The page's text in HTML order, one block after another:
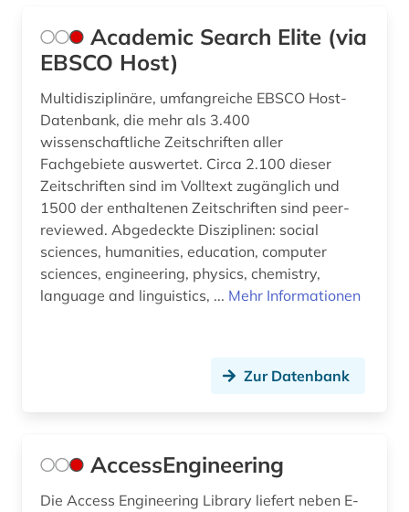
deutschland (5)
deutschland (ddr) (1)
deutschland elektrotechnische industrie
adressbuch (1)
devices &amp; systems (1)
diebstahlsicherung (1)
dienstleistung (2)
din-iso-norm (1)
Academic Search Elite (via
EBSCO Host)
Multidisziplinäre, umfangreiche EBSCO Host-
Datenbank, die mehr als 3.400
wissenschaftliche Zeitschriften aller
Fachgebiete auswertet. Circa 2.100 dieser
Zeitschriften sind im Volltext zugänglich und
1500 der enthaltenen Zeitschriften sind peer-
reviewed. Abgedeckte Disziplinen: social
sciences, humanities, education, computer
sciences, engineering, physics, chemistry,
language and linguistics, ... Mehr Informationen
Zur Datenbank
AccessEngineering
Die Access Engineering Library liefert neben E-